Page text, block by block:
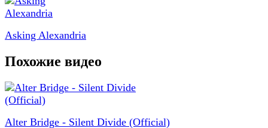
Asking Alexandria
Похожие видео
Alter Bridge - Silent Divide (Official)